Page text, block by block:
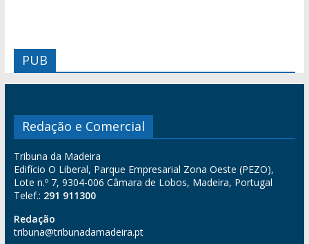
PUB
Redação e Comercial
Tribuna da Madeira
Edifício O Liberal, Parque Empresarial Zona Oeste (PEZO),
Lote n.º 7, 9304-006 Câmara de Lobos, Madeira, Portugal
Telef.: 291 911300
Redação
tribuna@tribunadamadeira.pt